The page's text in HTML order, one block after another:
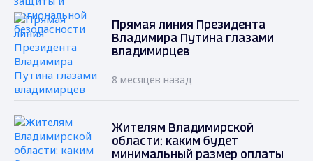
Прямая линия Президента
Владимира Путина глазами
владимирцев
8 месяцев назад
Жителям Владимирской
области: каким будет
минимальный размер оплаты